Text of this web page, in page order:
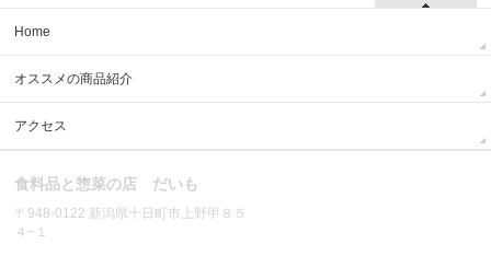
Home
オススメの商品紹介
アクセス
食料品と惣菜の店 だいも
〒948-0122 新潟県十日町市上野甲８５
４−１